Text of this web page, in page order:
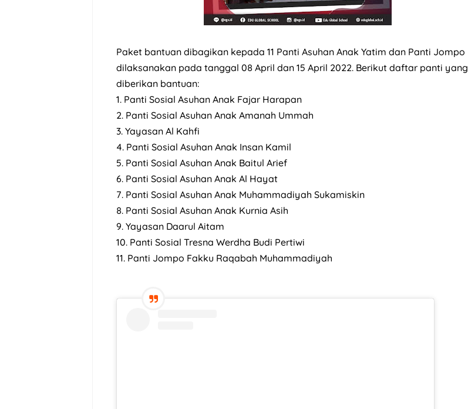
Paket bantuan dibagikan kepada 11 Panti Asuhan Anak Yatim dan Panti Jompo
dilaksanakan pada tanggal 08 April dan 15 April 2022. Berikut daftar panti yang
diberikan bantuan:
1. Panti Sosial Asuhan Anak Fajar Harapan
2. Panti Sosial Asuhan Anak Amanah Ummah
3. Yayasan Al Kahfi
4. Panti Sosial Asuhan Anak Insan Kamil
5. Panti Sosial Asuhan Anak Baitul Arief
6. Panti Sosial Asuhan Anak Al Hayat
7. Panti Sosial Asuhan Anak Muhammadiyah Sukamiskin
8. Panti Sosial Asuhan Anak Kurnia Asih
9. Yayasan Daarul Aitam
10. Panti Sosial Tresna Werdha Budi Pertiwi
11. Panti Jompo Fakku Raqabah Muhammadiyah